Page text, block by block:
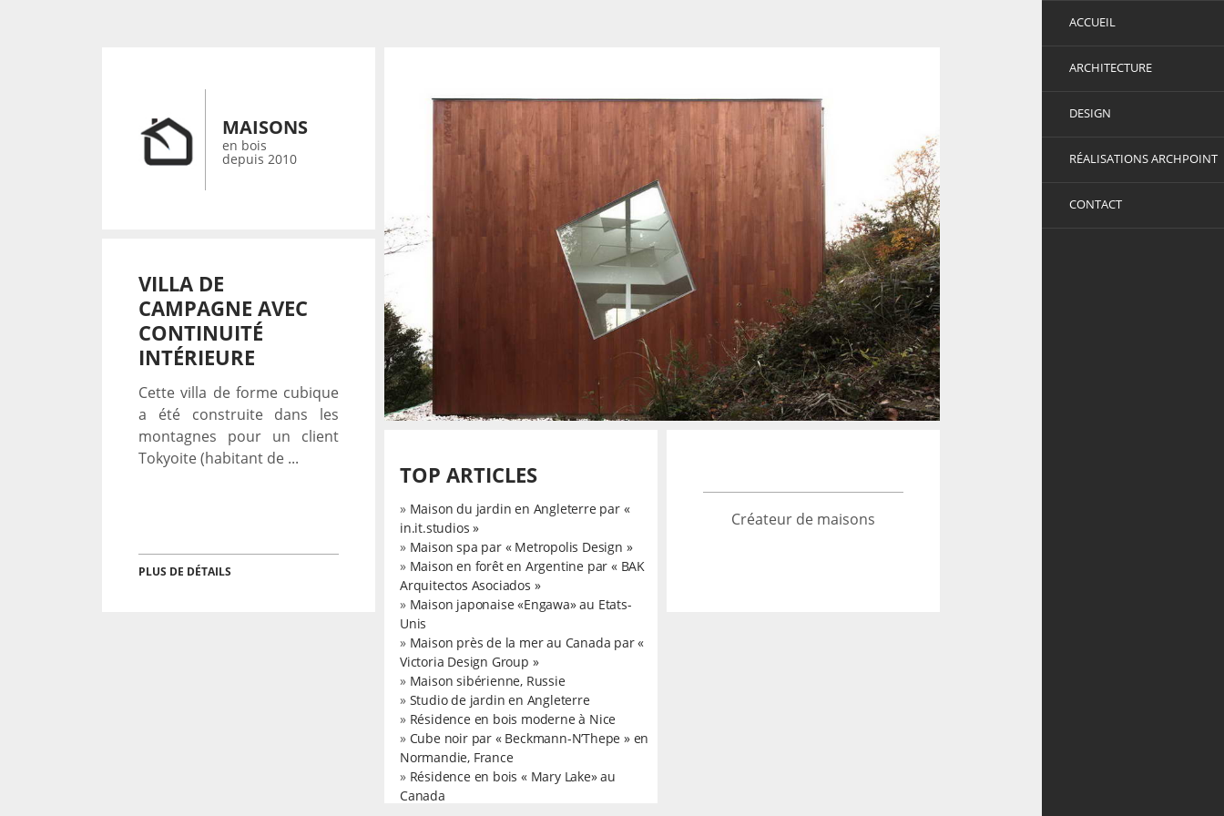
ACCUEIL
ARCHITECTURE
DESIGN
RÉALISATIONS ARCHPOINT
CONTACT
MAISONS
en bois
depuis 2010
VILLA DE
CAMPAGNE AVEC
CONTINUITÉ
INTÉRIEURE
Cette villa de forme cubique
a été construite dans les
montagnes pour un client
Tokyoite (habitant de ...
PLUS DE DÉTAILS
TOP ARTICLES
» Maison du jardin en Angleterre par «
in.it.studios »
» Maison spa par « Metropolis Design »
» Maison en forêt en Argentine par « BAK
Arquitectos Asociados »
» Maison japonaise «Engawa» au Etats-
Unis
» Maison près de la mer au Canada par «
Victoria Design Group »
» Maison sibérienne, Russie
» Studio de jardin en Angleterre
» Résidence en bois moderne à Nice
» Cube noir par « Beckmann-N’Thepe » en
Normandie, France
» Résidence en bois « Mary Lake» au
Canada
Créateur de maisons